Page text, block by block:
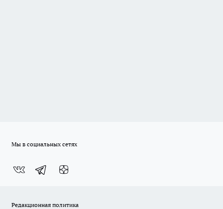
Мы в социальных сетях
Редакционная политика